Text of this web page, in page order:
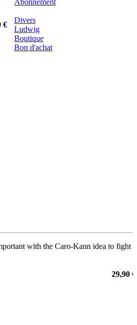
€
with the Caro-Kann idea to fight
29,90 €
Abonnement
Divers
Ludwig
Boutique
Bon d'achat